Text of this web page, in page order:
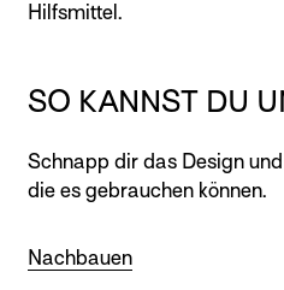
Hilfsmittel.
SO KANNST DU
Schnapp dir das Design
die es gebrauchen können.
Nachbauen